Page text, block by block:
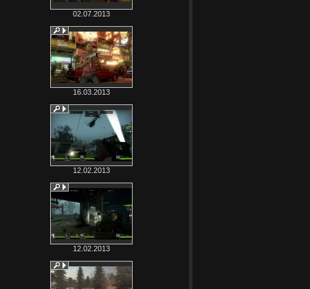
02.07.2013
16.03.2013
12.02.2013
12.02.2013